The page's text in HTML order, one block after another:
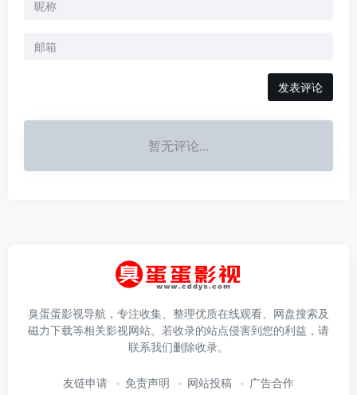
发表评论
暂无评论...
臭蛋蛋影视导航，专注收集、整理优质在线观看、网盘搜索及
磁力下载等相关影视网站。若收录的站点侵害到您的利益，请
联系我们删除收录。
友链申请 免责声明 网站投稿 广告合作